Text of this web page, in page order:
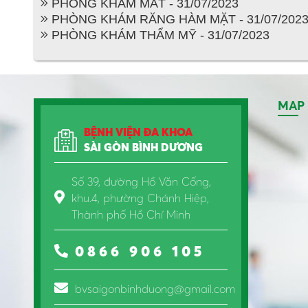
PHÒNG KHÁM MẮT - 31/07/2023
PHÒNG KHÁM RĂNG HÀM MẶT - 31/07/2023
PHÒNG KHÁM THẨM MỸ - 31/07/2023
BỆNH VIỆN ĐA KHOA
SÀI GÒN BÌNH DƯƠNG
Số 39, đường Hồ Văn Cống,
khu.4, phường Chánh Hiệp,
Thành phố Hồ Chí Minh
0866 906 105
bvsaigonbinhduong@gmail.com
MAP